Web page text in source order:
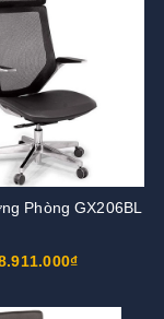
Phòng GX206BL